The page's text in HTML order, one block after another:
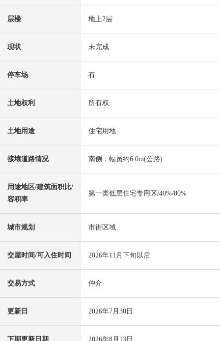
层楼 地上2层
现状 未完成
停车场 有
土地权利 所有权
土地用途 住宅用地
接壤道路情况 南侧：幅员约6.0m(公路)
用途地区/建筑面积比/
容积率
第一类低层住宅专用区/40%/80%
城市规划 市街区域
交屋时间/可入住时间 2026年11月下旬以后
交易方式 仲介
更新日 2026年7月30日
下期更新日期 2026年8月13日